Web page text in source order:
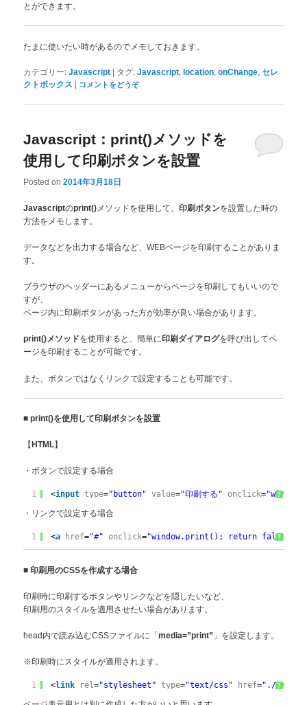
とができます。
たまに使いたい時があるのでメモしておきます。
カテゴリー: Javascript | タグ: Javascript , location ,onChange ,セレ
クトボックス | コメントをどうぞ
Javascript：print()メソッドを
使用して印刷ボタンを設置
Posted on2014年3月18日
Javascriptのprint() メソッドを使用して、 印刷ボタンを設置した時の
方法をメモします。
データなどを出力する場合など、WEBページを印刷することがありま
す。
ブラウザのヘッダーにあるメニューからページを印刷してもいいので
すが、
ページ内に印刷ボタンがあった方が効率が良い場合があります。
print()メソッドを使用すると、簡単に印刷ダイアログを呼び出してペ
ージを印刷することが可能です。
また、ボタンではなくリンクで設定することも可能です。
■print()を使用して印刷ボタンを設置
【 HTML】
・ボタンで設定する場合
?
1 <input type="button" value="印刷する" onclick=
・リンクで設定する場合
?
1 <a href="#" onclick="window.print(); return false;"
■ 印刷用のCSSを作成する場合
印刷時に印刷するボタンやリンクなどを隠したいなど、
印刷用のスタイルを適用させたい場合があります。
head内で読み込むCSSファイルに「media=”print” 」を設定します。
※印刷時にスタイルが適用されます。
?
1 <link rel="stylesheet" type="text/css" href="./